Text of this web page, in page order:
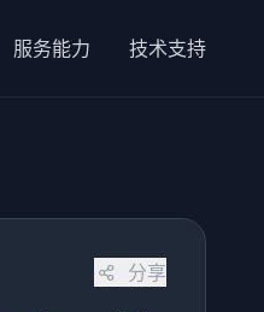
服务能力 技术支持
分享